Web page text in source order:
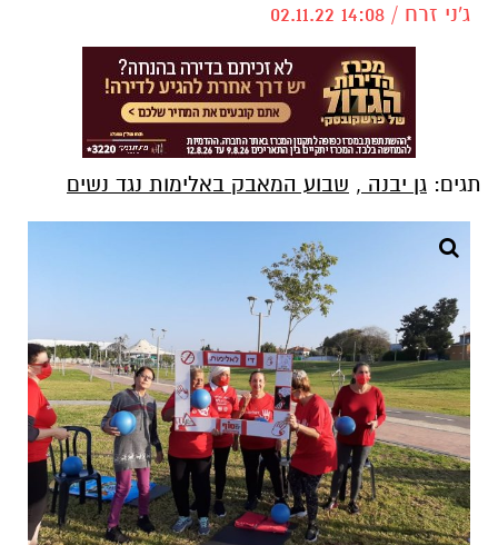
ג'ני זרח / 14:08 02.11.22
תגים: גן יבנה , שבוע המאבק באלימות נגד נשים